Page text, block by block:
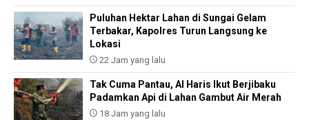
Puluhan Hektar Lahan di Sungai Gelam
Terbakar, Kapolres Turun Langsung ke
Lokasi
22 Jam yang lalu
Tak Cuma Pantau, Al Haris Ikut Berjibaku
Padamkan Api di Lahan Gambut Air Merah
18 Jam yang lalu